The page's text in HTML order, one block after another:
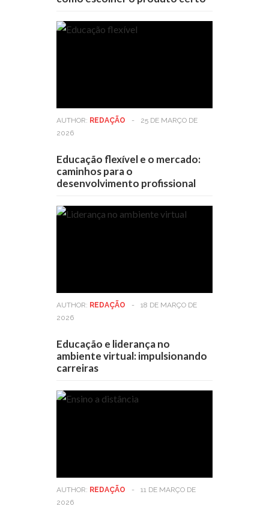
AUTHOR: REDAÇÃO -
25 DE MARÇO DE
2026
Educação flexível e o mercado:
caminhos para o
desenvolvimento profissional
AUTHOR: REDAÇÃO -
18 DE MARÇO DE
2026
Educação e liderança no
ambiente virtual: impulsionando
carreiras
AUTHOR: REDAÇÃO -
11 DE MARÇO DE
2026